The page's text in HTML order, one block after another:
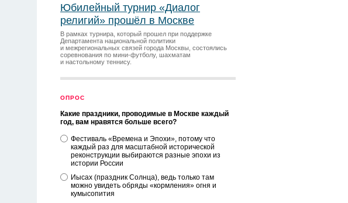
Юбилейный турнир «Диалог
религий» прошёл в Москве
В рамках турнира, который прошел при поддержке
Департамента национальной политики
и межрегиональных связей города Москвы, состоялись
соревнования по мини-футболу, шахматам
и настольному теннису.
ОПРОС
Какие праздники, проводимые в Москве каждый
год, вам нравятся больше всего?
Фестиваль «Времена и Эпохи», потому что
каждый раз для масштабной исторической
реконструкции выбираются разные эпохи из
истории России
Иысах (праздник Солнца), ведь только там
можно увидеть обряды «кормления» огня и
кумысопития